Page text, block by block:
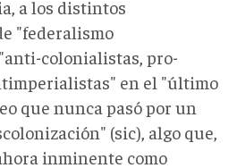
a los distintos
"federalismo
colonialistas, pro-
en el "último
que nunca pasó por un
(sic), algo que,
inminente como